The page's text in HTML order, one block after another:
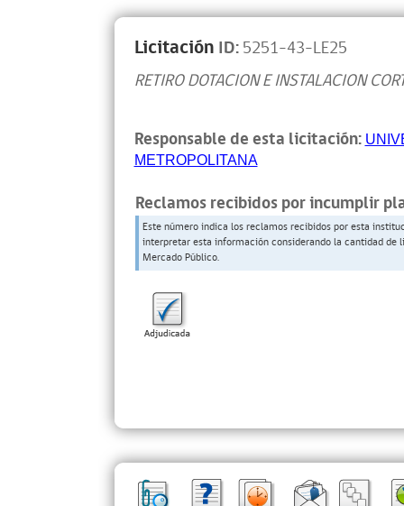
Licitación ID:5251-43-LE25
RETIRO DOTACION E INSTALACION
Responsable de esta licitación:
METROPOLITANA
Reclamos recibidos por incumplir
Este número indica los reclamos recibidos por esta
interpretar esta información considerando la cantidad
Mercado Público.